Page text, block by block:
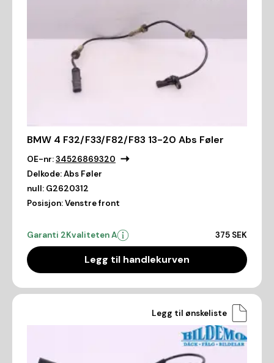
BMW 4 F32/F33/F82/F83 13-20 Abs Føler
OE-nr:34526869320
Delkode:Abs Føler
null: G2620312
Posisjon:Venstre front
Garanti 2Kvaliteten A 375 SEK
Legg til handlekurven
Legg til ønskeliste